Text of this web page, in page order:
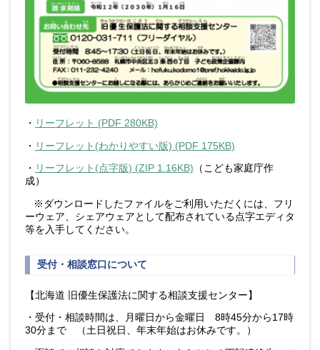
・ リーフレット (PDF 280KB)
・ リーフレット(わかりやすい版) (PDF 175KB)
・ リーフレット(点字版) (ZIP 1.16KB) （こども家庭庁作
成）
※ダウンロードしたファイルをご利用いただくには、フリ
ーウェア、シェアウェアとして配布されている点字エディタ
等を入手してください。
受付・相談窓口について
【北海道 旧優生保護法に関する相談支援センター】
・受付・相談時間は、月曜日から金曜日 8時45分から17時
30分まで （土日祝日、年末年始はお休みです。）